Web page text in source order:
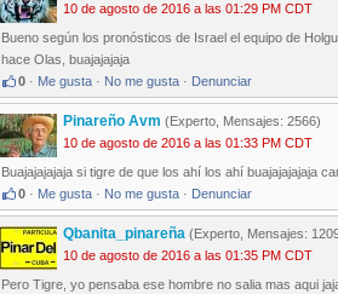
10 de agosto de 2016 a las 01:29 PM CDT
Bueno según los pronósticos de Israel el equipo de
hace Olas, buajajajaja
0 · Me gusta · No me gusta · Denunciar
Pinareño Avm (Experto, Mensajes: 2566)
10 de agosto de 2016 a las 01:33 PM CDT
Buajajajajaja si tigre de que los ahí los ahí buajajajajaja
0 · Me gusta · No me gusta · Denunciar
Qbanita_pinareña (Experto, Mensajes:
10 de agosto de 2016 a las 01:35 PM CDT
Pero Tigre, yo pensaba ese hombre no salia mas aqui